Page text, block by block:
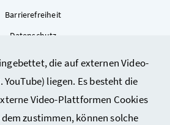
die auf externen Video-
liegen. Es besteht die
Video-Plattformen Cookies
dem zustimmen, können solche
Barrierefreiheit
Datenschutz
Sitemap
Einstellungen